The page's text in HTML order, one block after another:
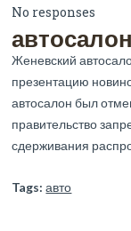
No responses
Женевский
презентацию
автосалон был
правительство
сдерживания
Tags: авто